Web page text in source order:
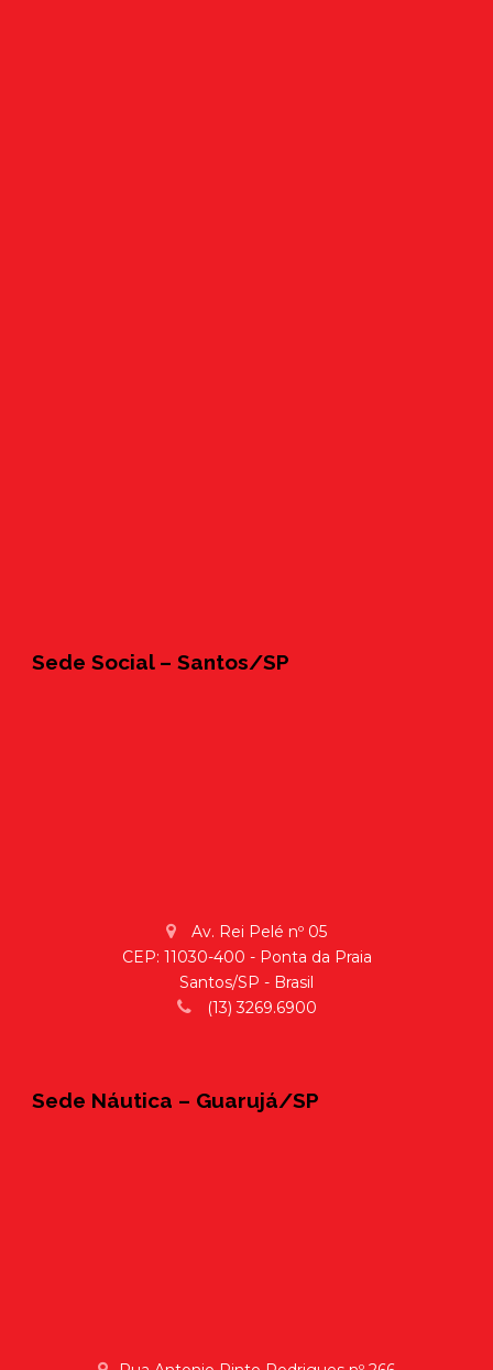
Sede Social – Santos/SP
Av. Rei Pelé nº 05
CEP: 11030-400 - Ponta da Praia
Santos/SP - Brasil
(13) 3269.6900
Sede Náutica – Guarujá/SP